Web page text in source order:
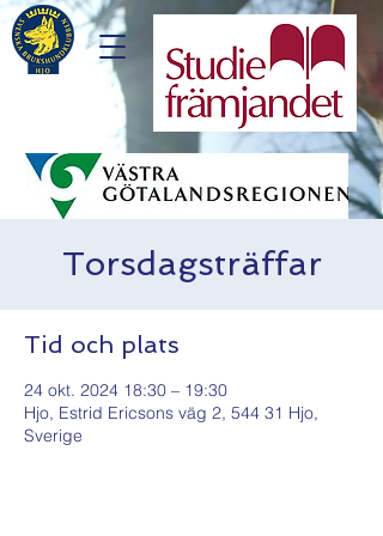
Torsdagsträffar
Tid och plats
24 okt. 2024 18:30 – 19:30
Hjo, Estrid Ericsons väg 2, 544 31 Hjo,
Sverige